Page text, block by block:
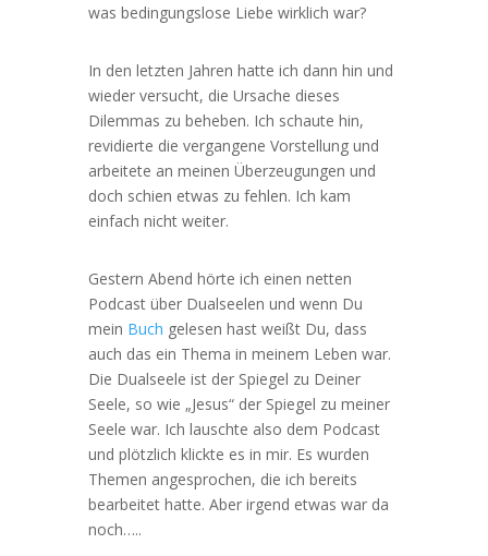
was bedingungslose Liebe wirklich war?
In den letzten Jahren hatte ich dann hin und
wieder versucht, die Ursache dieses
Dilemmas zu beheben. Ich schaute hin,
revidierte die vergangene Vorstellung und
arbeitete an meinen Überzeugungen und
doch schien etwas zu fehlen. Ich kam
einfach nicht weiter.
Gestern Abend hörte ich einen netten
Podcast über Dualseelen und wenn Du
mein Buch gelesen hast weißt Du, dass
auch das ein Thema in meinem Leben war.
Die Dualseele ist der Spiegel zu Deiner
Seele, so wie „Jesus“ der Spiegel zu meiner
Seele war. Ich lauschte also dem Podcast
und plötzlich klickte es in mir. Es wurden
Themen angesprochen, die ich bereits
bearbeitet hatte. Aber irgend etwas war da
noch…..